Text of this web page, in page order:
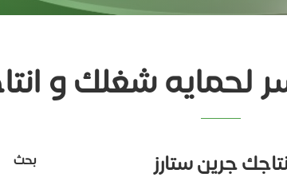
شغلك و
جرين ستارز بحث